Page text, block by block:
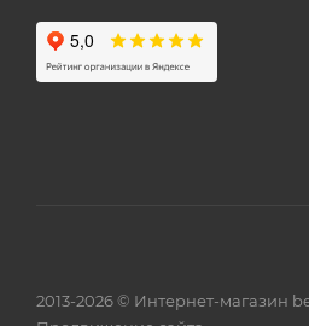
2013-2026 © Интернет-магазин